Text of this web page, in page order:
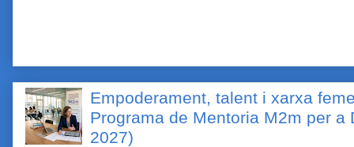
Empoderament, talent i xarxa
Programa de Mentoria M2m per
2027)